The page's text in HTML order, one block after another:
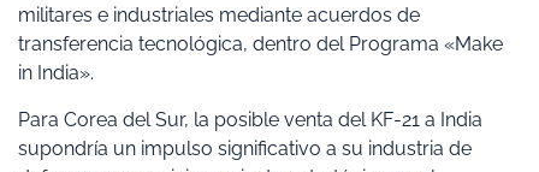
militares e industriales mediante acuerdos de
transferencia tecnológica, dentro del Programa «Make
in India».
Para Corea del Sur, la posible venta del KF-21 a India
supondría un impulso significativo a su industria de